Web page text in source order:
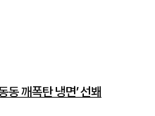
동 깨폭탄 냉면’ 선봬